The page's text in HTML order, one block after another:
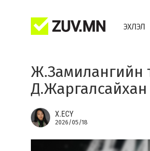
ЭХЛЭЛ
Ж.Замилангийн
Х.ЕСҮ
2026/05/18